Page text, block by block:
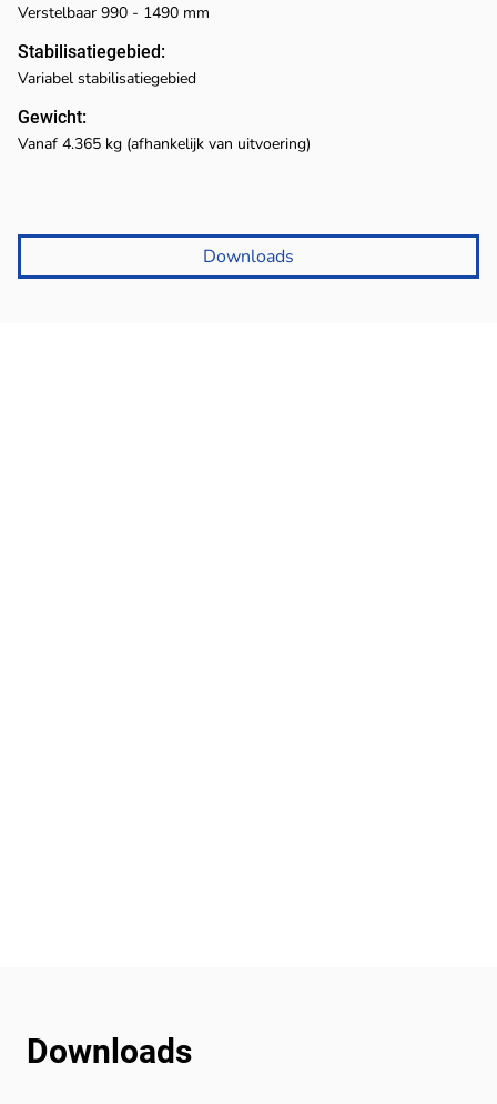
Downloads
Stabilisatiegebied:
Gewicht:
Verstelbaar 990 - 1490 mm
Variabel stabilisatiegebied
Vanaf 4.365 kg (afhankelijk van uitvoering)
Downloads